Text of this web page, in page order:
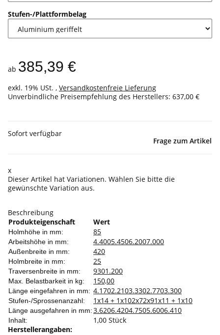
Stufen-/Plattformbelag
ab 385,39 €
exkl. 19% USt. , Versandkostenfreie Lieferung
Unverbindliche Preisempfehlung des Herstellers: 637,00 €
Sofort verfügbar
Frage zum Artikel
x
Dieser Artikel hat Variationen. Wählen Sie bitte die
gewünschte Variation aus.
Beschreibung
Produkteigenschaft
Wert
Holmhöhe in mm: 85
Arbeitshöhe in mm: 4.4005.4506.2007.000
Außenbreite in mm: 420
Holmbreite in mm: 25
Traversenbreite in mm: 9301.200
Max. Belastbarkeit in kg: 150,00
Länge eingefahren in mm: 4.1702.2103.3302.7703.300
Stufen-/Sprossenanzahl: 1x14 + 1x102x72x91x11 + 1x10
Länge ausgefahren in mm:3.6206.4204.7505.6006.410
Inhalt:
1,00 Stück
Herstellerangaben: